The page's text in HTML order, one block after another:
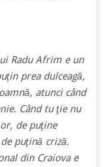
Radu Afrim e un
prea dulceagă,
atunci când
Când tu ţie nu
de puţine
puţină criză.
din Craiova e